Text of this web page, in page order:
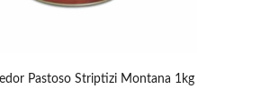
Pastoso Striptizi Montana 1kg